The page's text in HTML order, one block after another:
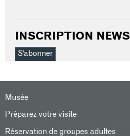
INSCRIPTION
S'abonner
Musée
Préparez votre visite
Réservation de groupes adultes